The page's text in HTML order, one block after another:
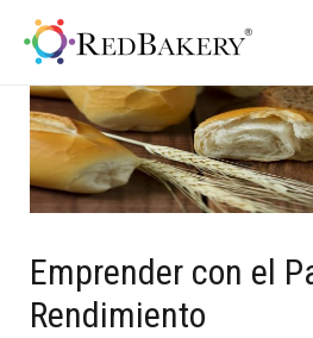
Emprender con el
Rendimiento